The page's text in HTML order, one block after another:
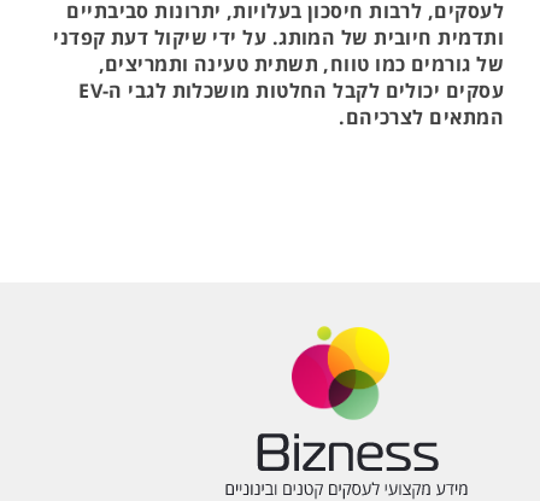
לעסקים, לרבות חיסכון בעלויות, יתרונות סביבתיים
ותדמית חיובית של המותג. על ידי שיקול דעת קפדני
של גורמים כמו טווח, תשתית טעינה ותמריצים,
עסקים יכולים לקבל החלטות מושכלות לגבי ה-EV
המתאים לצרכיהם.